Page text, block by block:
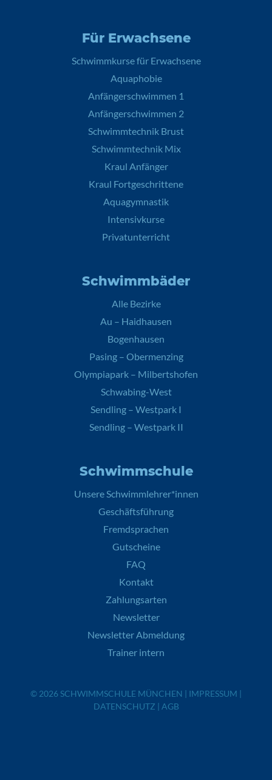
Für Erwachsene
Schwimmkurse für Erwachsene
Aquaphobie
Anfängerschwimmen 1
Anfängerschwimmen 2
Schwimmtechnik Brust
Schwimmtechnik Mix
Kraul Anfänger
Kraul Fortgeschrittene
Aquagymnastik
Intensivkurse
Privatunterricht
Schwimmbäder
Alle Bezirke
Au – Haidhausen
Bogenhausen
Pasing – Obermenzing
Olympiapark – Milbertshofen
Schwabing-West
Sendling – Westpark I
Sendling – Westpark II
Schwimmschule
Unsere Schwimmlehrer*innen
Geschäftsführung
Fremdsprachen
Gutscheine
FAQ
Kontakt
Zahlungsarten
Newsletter
Newsletter Abmeldung
Trainer intern
© 2026 SCHWIMMSCHULE MÜNCHEN | IMPRESSUM |
DATENSCHUTZ | AGB